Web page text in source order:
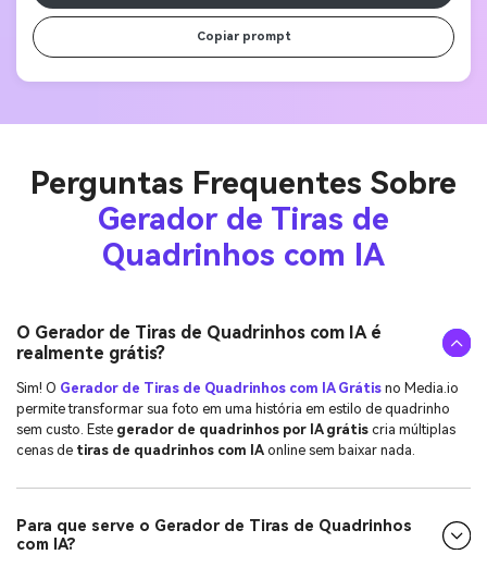
Copiar prompt
Perguntas Frequentes Sobre
Gerador de Tiras de
Quadrinhos com IA
O Gerador de Tiras de Quadrinhos com IA é
realmente grátis?
Sim! O Gerador de Tiras de Quadrinhos com IA Grátis no Media.io
permite transformar sua foto em uma história em estilo de quadrinho
sem custo. Este gerador de quadrinhos por IA grátis cria múltiplas
cenas de tiras de quadrinhos com IA online sem baixar nada.
Para que serve o Gerador de Tiras de Quadrinhos
com IA?